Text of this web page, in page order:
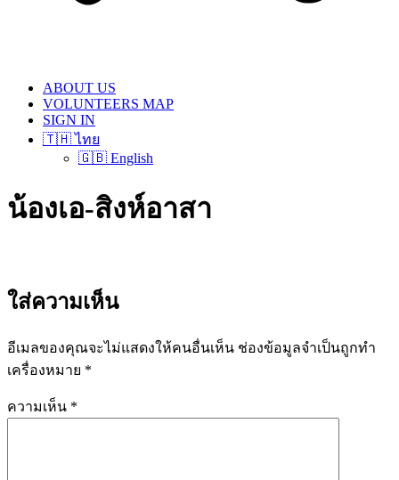
ABOUT US
VOLUNTEERS MAP
SIGN IN
🇹🇭 ไทย
🇬🇧 English
น้องเอ-สิงห์อาสา
ใส่ความเห็น
อีเมลของคุณจะไม่แสดงให้คนอื่นเห็น ช่องข้อมูลจำเป็นถูกทำ
เครื่องหมาย *
ความเห็น *